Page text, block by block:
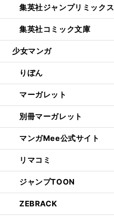
集英社ジャンプリミックス
集英社コミック文庫
少女マンガ
りぼん
マーガレット
別冊マーガレット
マンガMee公式サイト
リマコミ
ジャンプTOON
ZEBRACK